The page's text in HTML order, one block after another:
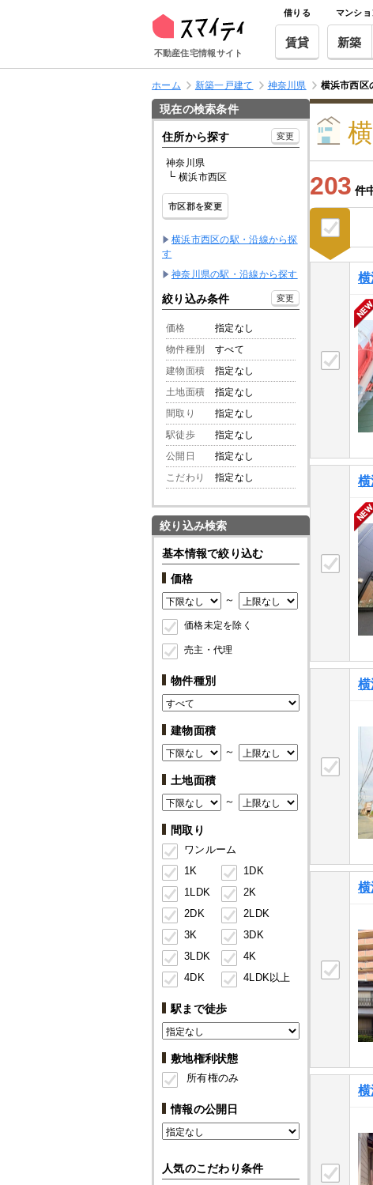
不動産住宅情報サイト
借りる
賃貸
マンショ
新築
ホーム 新築一戸建て 神奈川県 横浜市西区
現在の検索条件
住所から探す 変更
神奈川県
横浜市西区
市区郡を変更
横浜市西区の駅・沿線から探
す
神奈川県の駅・沿線から探す
絞り込み条件 変更
価格
指定なし
物件種別
すべて
建物面積
指定なし
土地面積
指定なし
間取り
指定なし
駅徒歩
指定なし
公開日
指定なし
こだわり
指定なし
絞り込み検索
基本情報で絞り込む
価格
～
価格未定を除く
売主・代理
物件種別
建物面積
～
土地面積
～
間取り
ワンルーム
1K
1DK
1LDK
2K
2DK
2LDK
3K
3DK
3LDK
4K
4DK
4LDK以上
駅まで徒歩
敷地権利状態
所有権のみ
情報の公開日
人気のこだわり条件
203 件
横
横
横
横